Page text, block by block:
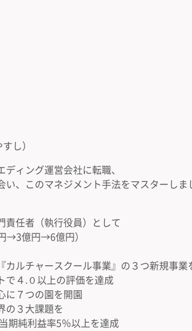
し）
ィング運営会社に転職、
、このマネジメント手法をマスターしま
責任者（執行役員）として
→3億円→6億円）
カルチャースクール事業』の３つ新規事業
で４.０以上の評価を達成
に７つの園を開園
の３大課題を
期純利益率5％以上を達成